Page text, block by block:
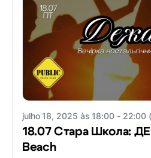
julho 18, 2025 às 18:00 - 22:00
18.07 Стара Школа:
Beach